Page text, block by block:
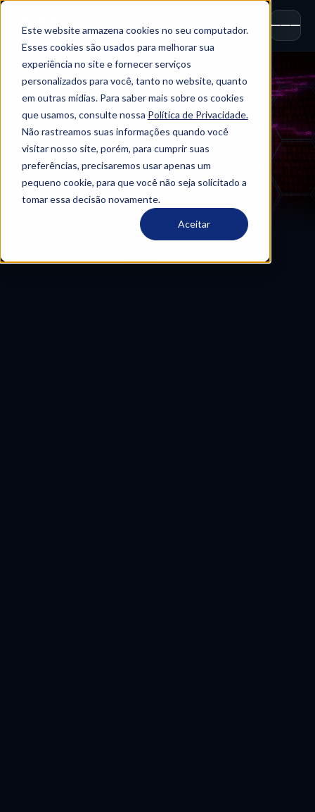
Este website armazena cookies no seu computador.
Esses cookies são usados ​​para melhorar sua
experiência no site e fornecer serviços
personalizados para você, tanto no website, quanto
em outras mídias. Para saber mais sobre os cookies
que usamos, consulte nossa Política de Privacidade.
Não rastreamos suas informações quando você
visitar nosso site, porém, para cumprir suas
preferências, precisaremos usar apenas um
pequeno cookie, para que você não seja solicitado a
tomar essa decisão novamente.
Aceitar